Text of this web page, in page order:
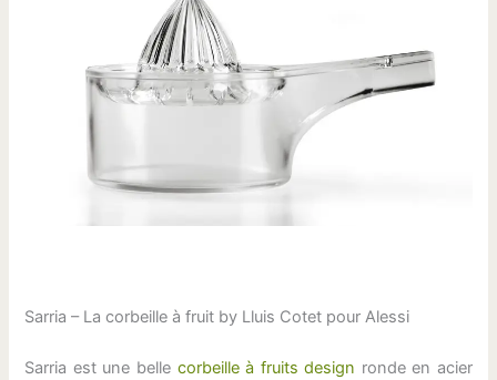
Sarria – La corbeille à fruit by Lluis Cotet pour Alessi
Sarria est une belle corbeille à fruits design ronde en acier